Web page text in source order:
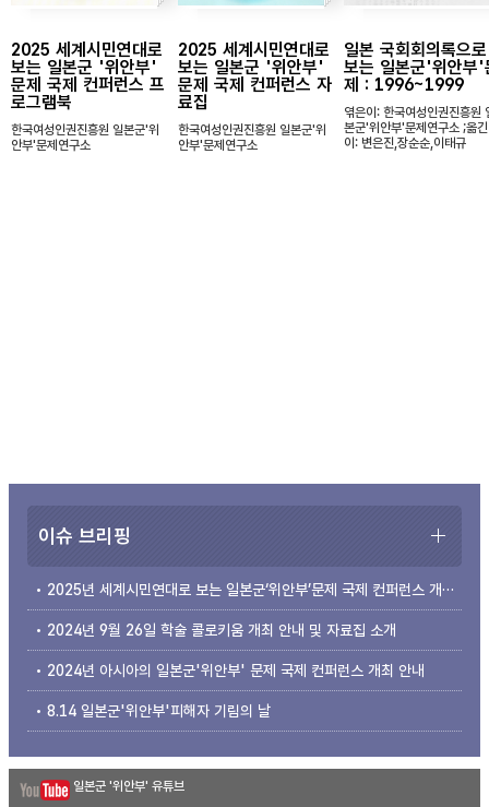
2025 세계시민연대로
보는 일본군 '위안부'
문제 국제 컨퍼런스 프
로그램북
한국여성인권진흥원 일본군'위
안부'문제연구소
2025 세계시민연대로
보는 일본군 '위안부'
문제 국제 컨퍼런스 자
료집
한국여성인권진흥원 일본군'위
안부'문제연구소
일본 국회회의록으로
보는 일본군'위안부'
제 : 1996~1999
엮은이: 한국여성인권진흥원
본군'위안부'문제연구소 ;옮긴
이: 변은진,장순순,이태규
이슈 브리핑
2025년 세계시민연대로 보는 일본군‘위안부’문제 국제 컨퍼런스 개최 안내
2024년 9월 26일 학술 콜로키움 개최 안내 및 자료집 소개
2024년 아시아의 일본군'위안부' 문제 국제 컨퍼런스 개최 안내
8.14 일본군'위안부'피해자 기림의 날
일본군 '위안부' 유튜브